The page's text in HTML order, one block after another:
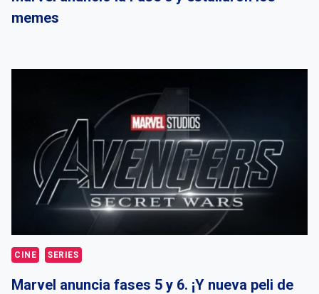
memes
CINE SERIES
Marvel anuncia fases 5 y 6. ¡Y nueva peli de